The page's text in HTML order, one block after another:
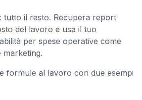
tutto il resto. Recupera report
del lavoro e usa il tuo
per spese operative come
formule al lavoro con due esempi